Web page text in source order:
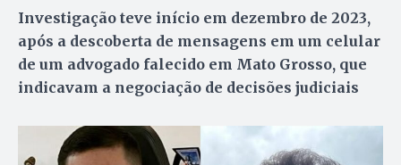
Investigação teve início em dezembro de 2023,
após a descoberta de mensagens em um celular
de um advogado falecido em Mato Grosso, que
indicavam a negociação de decisões judiciais